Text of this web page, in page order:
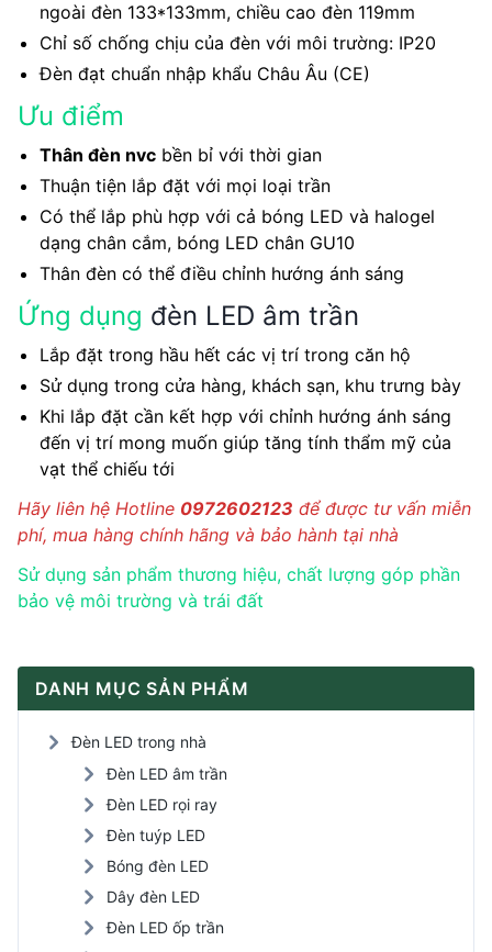
ngoài đèn 133*133mm, chiều cao đèn 119mm
Chỉ số chống chịu của đèn với môi trường: IP20
Đèn đạt chuẩn nhập khẩu Châu Âu (CE)
Ưu điểm
Thân đèn nvc bền bỉ với thời gian
Thuận tiện lắp đặt với mọi loại trần
Có thể lắp phù hợp với cả bóng LED và halogel
dạng chân cắm, bóng LED chân GU10
Thân đèn có thể điều chỉnh hướng ánh sáng
Ứng dụng đèn LED âm trần
Lắp đặt trong hầu hết các vị trí trong căn hộ
Sử dụng trong cửa hàng, khách sạn, khu trưng bày
Khi lắp đặt cần kết hợp với chỉnh hướng ánh sáng
đến vị trí mong muốn giúp tăng tính thẩm mỹ của
vạt thể chiếu tới
Hãy liên hệ Hotline 0972602123 để được tư vấn miễn
phí, mua hàng chính hãng và bảo hành tại nhà
Sử dụng sản phẩm thương hiệu, chất lượng góp phần
bảo vệ môi trường và trái đất
DANH MỤC SẢN PHẨM
Đèn LED trong nhà
Đèn LED âm trần
Đèn LED rọi ray
Đèn tuýp LED
Bóng đèn LED
Dây đèn LED
Đèn LED ốp trần